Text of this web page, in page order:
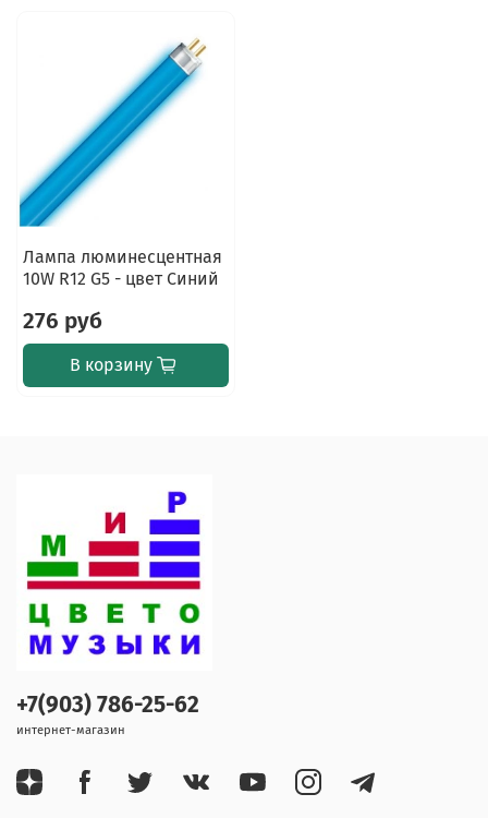
Лампа люминесцентная
10W R12 G5 - цвет Синий
276 руб
В корзину
+7(903) 786-25-62
интернет-магазин